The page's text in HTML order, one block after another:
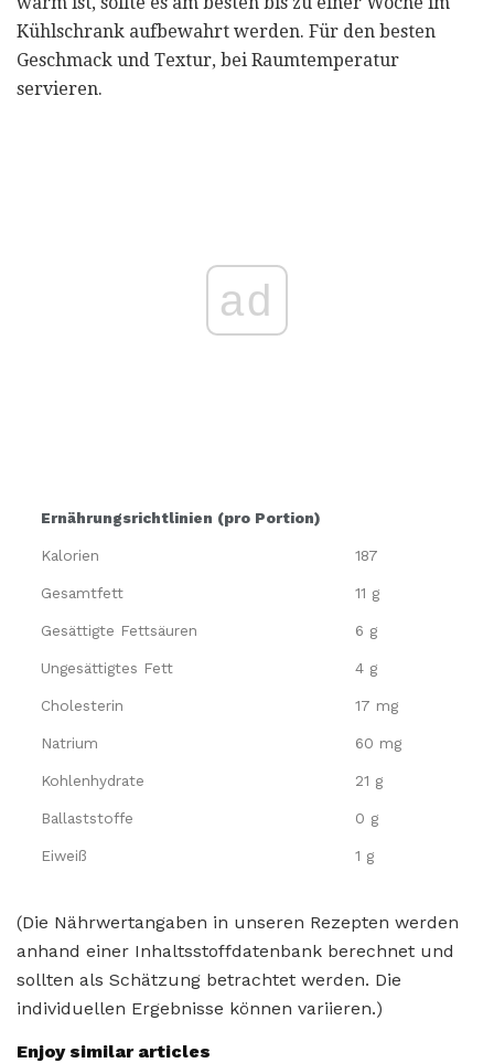
Kühlschrank aufbewahrt werden. Für den besten
Geschmack und Textur, bei Raumtemperatur
servieren.
ad
Ernährungsrichtlinien (pro Portion)
Kalorien 187
Gesamtfett 11 g
Gesättigte Fettsäuren 6 g
Ungesättigtes Fett 4 g
Cholesterin 17 mg
Natrium 60 mg
Kohlenhydrate 21 g
Ballaststoffe 0 g
Eiweiß 1 g
(Die Nährwertangaben in unseren Rezepten werden
anhand einer Inhaltsstoffdatenbank berechnet und
sollten als Schätzung betrachtet werden. Die
individuellen Ergebnisse können variieren.)
Enjoy similar articles